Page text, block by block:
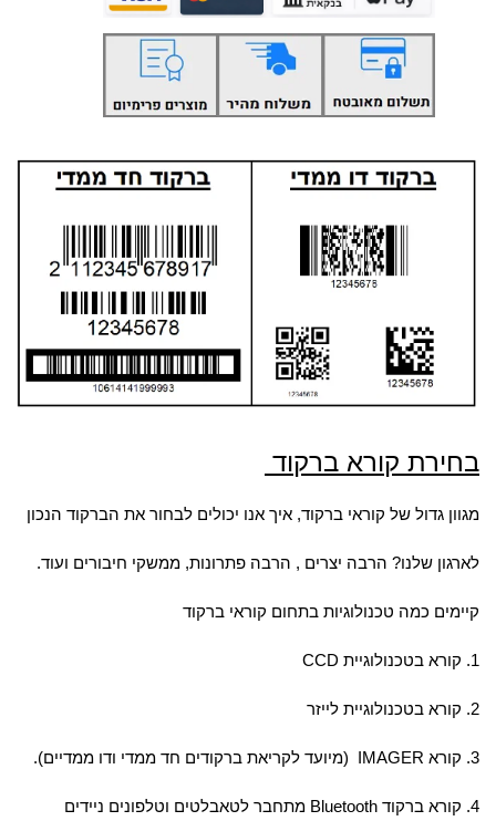
בחירת קורא ברקוד
מגוון גדול של קוראי ברקוד, איך אנו יכולים לבחור את הברקוד הנכון
לארגון שלנו? הרבה יצרים , הרבה פתרונות, ממשקי חיבורים ועוד.
קיימים כמה טכנולוגיות בתחום קוראי ברקוד
1. קורא בטכנולוגיית CCD
2. קורא בטכנולוגיית לייזר
3. קורא IMAGER (מיועד לקריאת ברקודים חד ממדי ודו ממדיים).
4. קורא ברקוד Bluetooth מתחבר לטאבלטים וטלפונים ניידים